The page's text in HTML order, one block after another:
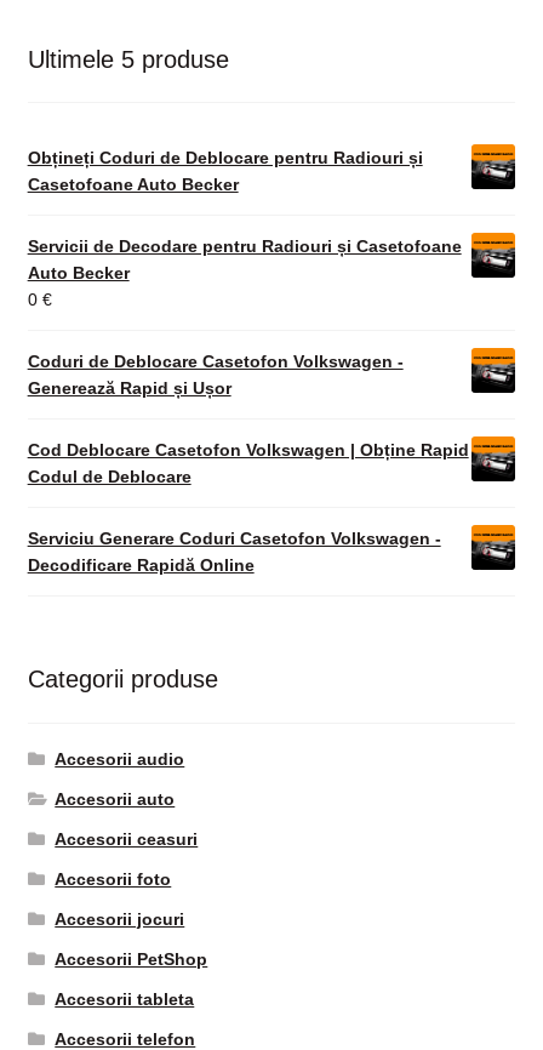
Ultimele 5 produse
Obțineți Coduri de Deblocare pentru Radiouri și
Casetofoane Auto Becker
Servicii de Decodare pentru Radiouri și Casetofoane
Auto Becker
0 €
Coduri de Deblocare Casetofon Volkswagen -
Generează Rapid și Ușor
Cod Deblocare Casetofon Volkswagen | Obține Rapid
Codul de Deblocare
Serviciu Generare Coduri Casetofon Volkswagen -
Decodificare Rapidă Online
Categorii produse
Accesorii audio
Accesorii auto
Accesorii ceasuri
Accesorii foto
Accesorii jocuri
Accesorii PetShop
Accesorii tableta
Accesorii telefon